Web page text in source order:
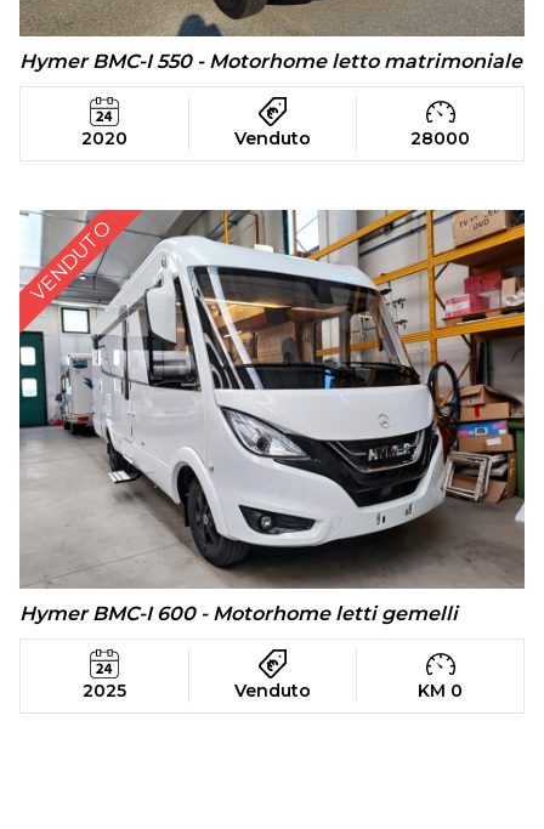
Hymer BMC-I 550 - Motorhome letto matrimoniale
2020 Venduto 28000
VENDUTO
Hymer BMC-I 600 - Motorhome letti gemelli
2025 Venduto KM 0